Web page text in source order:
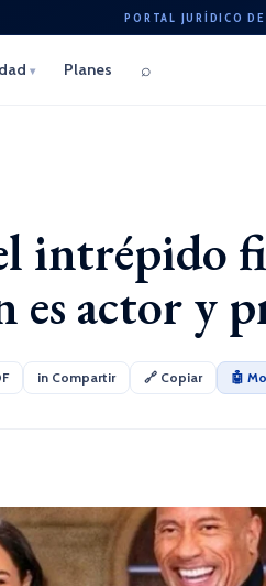
PORTAL JURÍDICO DE
▾ Planes ⌕
intrépido
es actor y
in Compartir 🔗 Copiar 🤖